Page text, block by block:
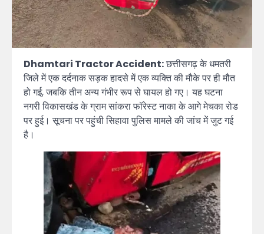
Dhamtari Tractor Accident:छत्तीसगढ़ के धमतरी
जिले में एक दर्दनाक सड़क हादसे में एक व्यक्ति की मौके पर ही मौत
हो गई, जबकि तीन अन्य गंभीर रूप से घायल हो गए। यह घटना
नगरी विकासखंड के ग्राम सांकरा फॉरेस्ट नाका के आगे मेचका रोड
पर हुई। सूचना पर पहुंची सिहावा पुलिस मामले की जांच में जुट गई
है।